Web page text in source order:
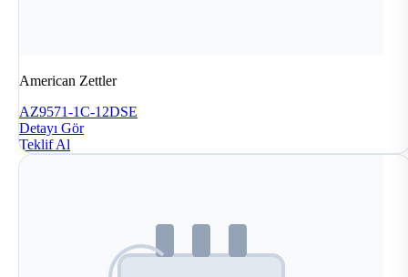
American Zettler
AZ9571-1C-12DSE
Detayı Gör
Teklif Al